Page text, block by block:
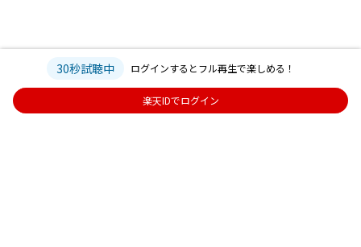
30秒試聴中 ログインするとフル再生で楽しめる！
楽天IDでログイン